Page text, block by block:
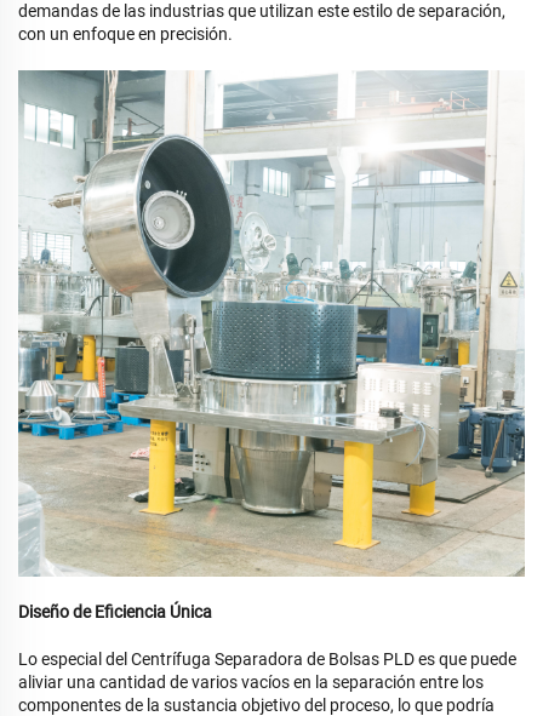
demandas de las industrias que utilizan este estilo de separación,
con un enfoque en precisión.
Diseño de Eficiencia Única
Lo especial del Centrífuga Separadora de Bolsas PLD es que puede
aliviar una cantidad de varios vacíos en la separación entre los
componentes de la sustancia objetivo del proceso, lo que podría